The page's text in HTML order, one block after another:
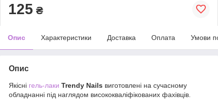
125 ₴
Опис Характеристики Доставка Оплата Умови
Опис
Якісні гель-лаки Trendy Nails виготовлені на сучасному
обладнанні під наглядом висококваліфікованих фахівців.